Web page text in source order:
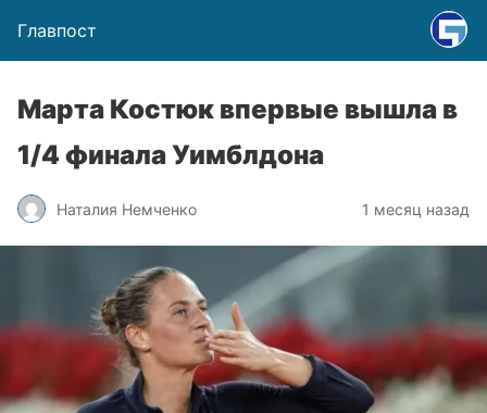
Главпост
Марта Костюк впервые вышла в
1/4 финала Уимблдона
Наталия Немченко 1 месяц назад